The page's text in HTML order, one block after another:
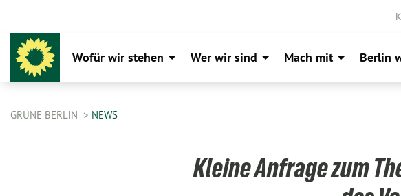
Wofür wir stehen Wer wir sind Mach mit Berlin
GRÜNE BERLIN NEWS
Kleine Anfrage zum